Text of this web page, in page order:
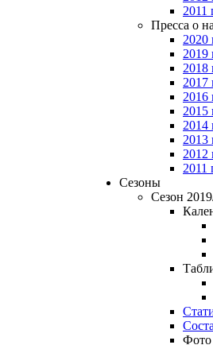
2011
Пресса о
2020
2019
2018
2017
2016
2015
2014
2013
2012
2011
Сезоны
Сезон
Фото